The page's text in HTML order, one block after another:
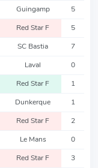
Guingamp 5
Red Star F 5
SC Bastia 7
Laval 0
Red Star F 1
Dunkerque 1
Red Star F 2
Le Mans 0
Red Star F 3